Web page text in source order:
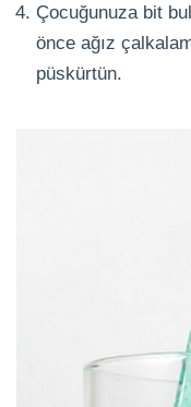
Çocuğunuza bit
önce ağız
püskürtün.